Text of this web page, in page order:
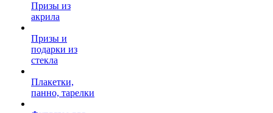
Призы из
акрила
Призы и
подарки из
стекла
Плакетки,
панно, тарелки